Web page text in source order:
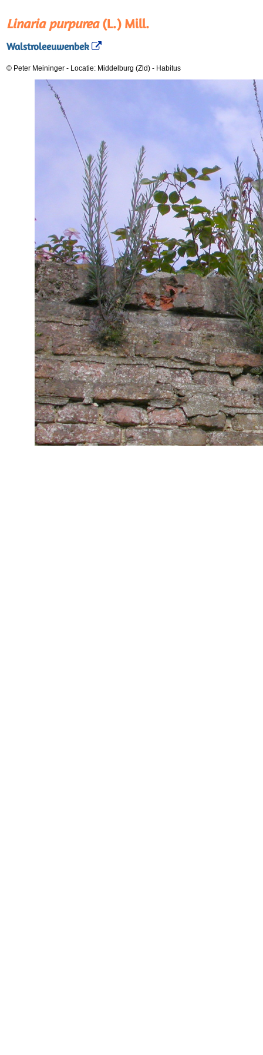
Linaria purpurea(L.) Mill.
Walstroleeuwenbek
© Peter Meininger - Locatie: Middelburg (Zld) - Habitus